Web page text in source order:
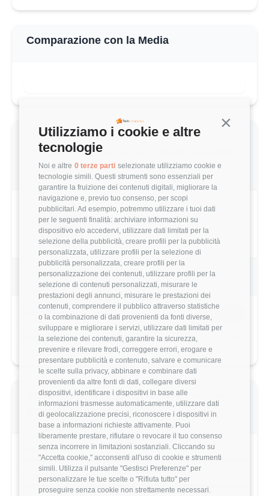
Continua
Utilizziamo i cookie e altre
tecnologie
Noi e altre 0 terze parti selezionate utilizziamo cookie e
tecnologie simili. Questi strumenti sono essenziali per
garantire la fruizione dei contenuti digitali, migliorare la
navigazione e, previo tuo consenso, per scopi
pubblicitari. Ad esempio, potremmo utilizzare i tuoi dati
per le seguenti finalità: archiviare informazioni su
dispositivo e/o accedervi, utilizzare dati limitati per la
selezione della pubblicità, creare profili per la pubblicità
personalizzata, utilizzare profili per la selezione di
pubblicità personalizzata, creare profili per la
personalizzazione dei contenuti, utilizzare profili per la
selezione di contenuti personalizzati, misurare le
prestazioni degli annunci, misurare le prestazioni dei
contenuti, comprendere il pubblico attraverso statistiche
o la combinazione di dati provenienti da fonti diverse,
sviluppare e migliorare i servizi, utilizzare dati limitati per
la selezione dei contenuti, garantire la sicurezza,
prevenire e rilevare frodi, correggere errori, erogare e
presentare pubblicità e contenuto, salvare e comunicare
le scelte sulla privacy, abbinare e combinare dati
provenienti da altre fonti di dati, collegare diversi
dispositivi, identificare i dispositivi in base alle
informazioni trasmesse automaticamente, utilizzare dati
di geolocalizzazione precisi, riconoscere i dispositivi in
base a informazioni richieste attivamente. Puoi
liberamente prestare, rifiutare o revocare il tuo consenso
senza incorrere in limitazioni sostanziali. Cliccando su
"Accetta cookie," acconsenti all'uso di cookie e strumenti
simili. Utilizza il pulsante "Gestisci Preferenze" per
personalizzare le tue scelte o "Rifiuta tutto" per
proseguire senza cookie non strettamente necessari.
Comparazione con la Media
Valutazione complessiva Istituto
Poligrafico E Zecca Dello Stato di questo
utente
2.0/5 Basato su 5 parametri di valutazione
Benefits & Compensi
Buoni Pasto 8€/giorno
Stock Options
Valutazione dettagliata Istituto Poligrafico
E Zecca Dello Stato di questo utente
Work-Life Balance
Crescita Professionale